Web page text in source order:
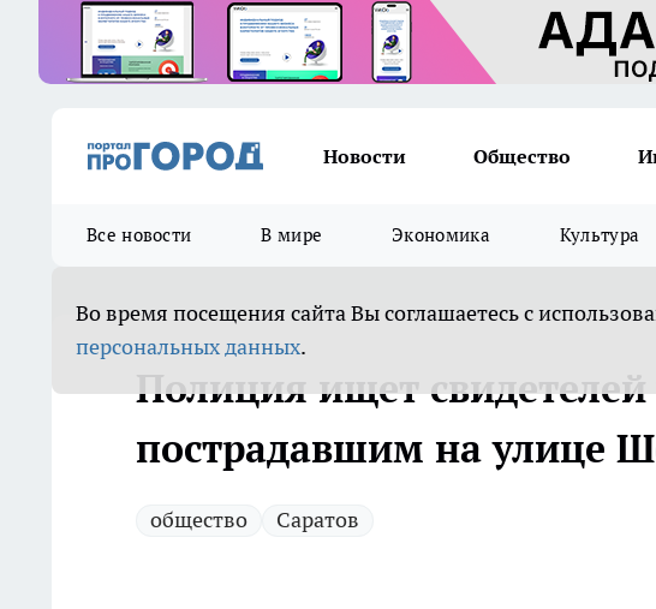
Новости Общество
Все новости В мире Экономика Культура
Во время посещения сайта Вы соглашаетесь с
персональных данных.
Полиция ищет
пострадавшим на улице
общество Саратов